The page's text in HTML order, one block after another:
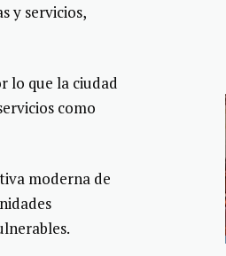
y servicios,
lo que la ciudad
como
moderna de